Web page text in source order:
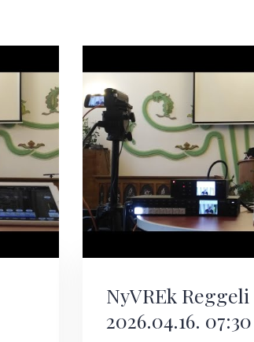
NyVREk
2026.04.16.